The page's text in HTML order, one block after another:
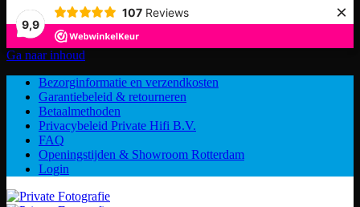
9,9
107 Reviews ×
Ga naar inhoud
Bezorginformatie en verzendkosten
Garantiebeleid & retourneren
Betaalmethoden
Privacybeleid Private Hifi B.V.
FAQ
Openingstijden & Showroom Rotterdam
Login